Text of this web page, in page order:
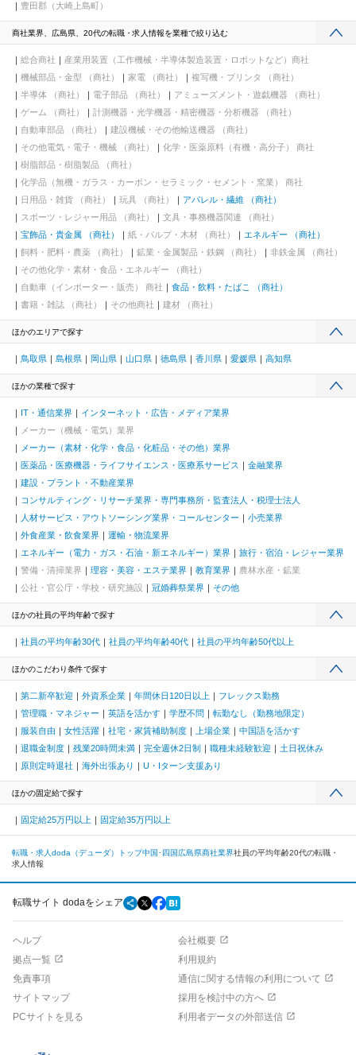
豊田郡（大崎上島町）
商社業界、広島県、20代の転職・求人情報を業種で絞り込む
総合商社
産業用装置（工作機械・半導体製造装置・ロボットなど）商社
機械部品・金型 （商社）
家電 （商社）
複写機・プリンタ （商社）
半導体 （商社）
電子部品 （商社）
アミューズメント・遊戯機器 （商社）
ゲーム （商社）
計測機器・光学機器・精密機器・分析機器 （商社）
自動車部品 （商社）
建設機械・その他輸送機器 （商社）
その他電気・電子・機械 （商社）
化学・医薬原料（有機・高分子） 商社
樹脂部品・樹脂製品 （商社）
化学品（無機・ガラス・カーボン・セラミック・セメント・窯業） 商社
日用品・雑貨 （商社）
玩具 （商社）
アパレル・繊維 （商社）
スポーツ・レジャー用品 （商社）
文具・事務機器関連 （商社）
宝飾品・貴金属 （商社）
紙・パルプ・木材 （商社）
エネルギー （商社）
飼料・肥料・農薬 （商社）
鉱業・金属製品・鉄鋼 （商社）
非鉄金属 （商社）
その他化学・素材・食品・エネルギー （商社）
自動車（インポーター・販売） 商社
食品・飲料・たばこ （商社）
書籍・雑誌 （商社）
その他商社 建材 （商社）
ほかのエリアで探す
鳥取県 島根県 岡山県 山口県 徳島県 香川県 愛媛県 高知県
ほかの業種で探す
IT・通信業界
インターネット・広告・メディア業界
メーカー（機械・電気）業界
メーカー（素材・化学・食品・化粧品・その他）業界
医薬品・医療機器・ライフサイエンス・医療系サービス
金融業界
建設・プラント・不動産業界
コンサルティング・リサーチ業界・専門事務所・監査法人・税理士法人
人材サービス・アウトソーシング業界・コールセンター
小売業界
外食産業・飲食業界
運輸・物流業界
エネルギー（電力・ガス・石油・新エネルギー）業界
旅行・宿泊・レジャー業界
警備・清掃業界
理容・美容・エステ業界 教育業界
農林水産・鉱業
公社・官公庁・学校・研究施設
冠婚葬祭業界 その他
ほかの社員の平均年齢で探す
社員の平均年齢30代 社員の平均年齢40代 社員の平均年齢50代以上
ほかのこだわり条件で探す
第二新卒歓迎 外資系企業 年間休日120日以上
フレックス勤務
管理職・マネジャー
英語を活かす 学歴不問
転勤なし（勤務地限定）
服装自由
女性活躍 社宅・家賃補助制度 上場企業
中国語を活かす
退職金制度
残業20時間未満 完全週休2日制 職種未経験歓迎
土日祝休み
原則定時退社
海外出張あり U・Iターン支援あり
ほかの固定給で探す
固定給25万円以上 固定給35万円以上
転職・求人doda（デューダ）トップ中国･四国 広島県商社業界社員の平均年齢20代の転職・
求人情報
転職サイト dodaをシェア
ヘルプ
会社概要
拠点一覧
利用規約
免責事項
通信に関する情報の利用について
サイトマップ
採用を検討中の方へ
PCサイトを見る
利用者データの外部送信